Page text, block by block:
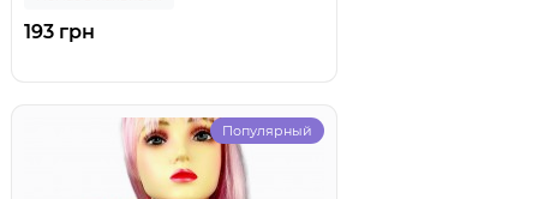
193 грн
Популярный